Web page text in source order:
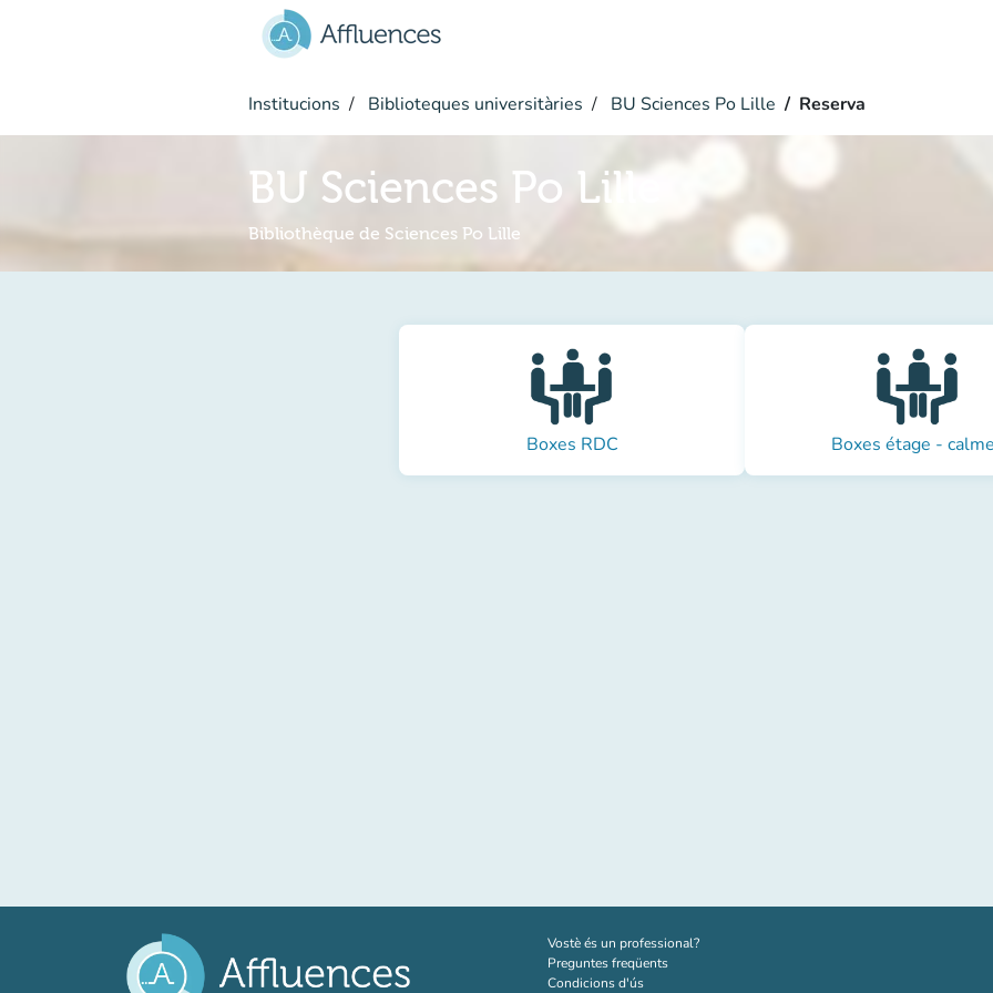
Institucions Biblioteques universitàries BU Sciences Po Lille Reserva
BU Sciences Po Lille
Bibliothèque de Sciences Po Lille
Boxes RDC Boxes étage -
Vostè és un professional?(new tab)
Preguntes freqüents
Condicions d'ús